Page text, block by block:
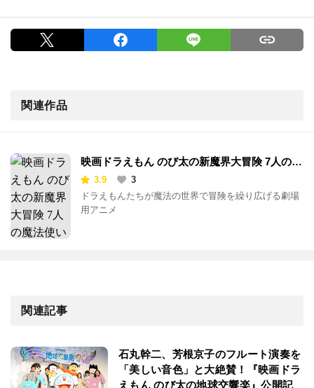
関連作品
映画ドラえもん のび太の新魔界大冒険 7人の魔
法使い
3.9
3
ドラえもんたちが魔法の世界で冒険を繰り広げる劇場
用アニメ
関連記事
石丸幹二、芳根京子のフルート演奏を
「美しい音色」と大絶賛！『映画ドラ
えもん のび太の地球交響楽』公開記